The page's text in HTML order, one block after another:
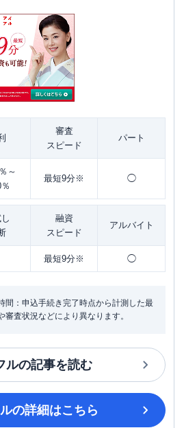
審査
スピード
パート
～
最短9分※ ◯
融資
スピード
アルバイト
最短9分※ ◯
間：申込手続き完了時点から計測した最
査状況などにより異なります。
ルの記事を読む
の詳細はこちら